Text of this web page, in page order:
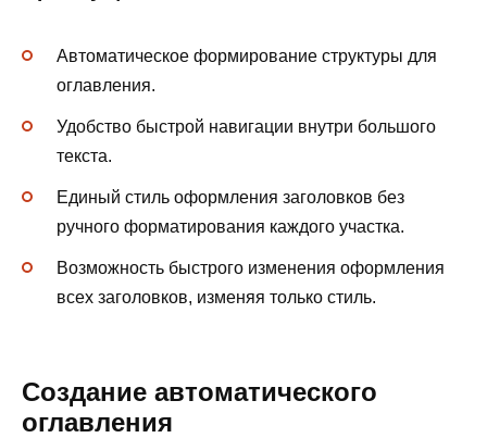
Автоматическое формирование структуры для
оглавления.
Удобство быстрой навигации внутри большого
текста.
Единый стиль оформления заголовков без
ручного форматирования каждого участка.
Возможность быстрого изменения оформления
всех заголовков, изменяя только стиль.
Создание автоматического
оглавления